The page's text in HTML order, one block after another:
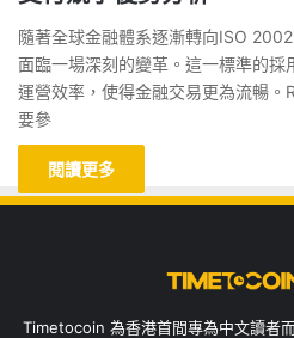
隨著全球金融體系逐漸轉向ISO
面臨一場深刻的變革。這一標準的採
運營效率，使得金融交易更為流暢
要參
閱讀更多
Timetocoin 為香港首間專為中文讀者